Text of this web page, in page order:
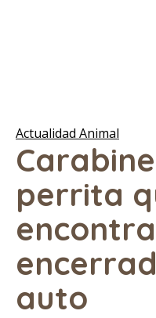
Actualidad Animal
perrita
auto